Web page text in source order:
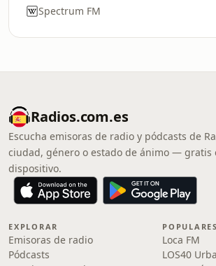
Spectrum FM
Radios.com.es
Escucha emisoras de radio y pódcasts de
ciudad, género o estado de ánimo — gratis
dispositivo.
EXPLORAR
Emisoras de radio
Pódcasts
POPULARES
Loca FM
LOS40